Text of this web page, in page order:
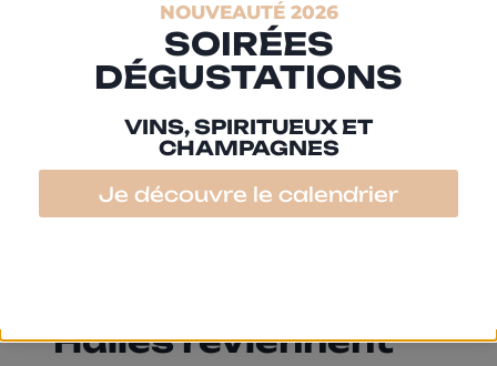
LA VIE DU QUARTIER
Halles reviennent
NOUVEAUTÉ 2026
SOIRÉES
DÉGUSTATIONS
VINS, SPIRITUEUX ET
CHAMPAGNES
Je découvre le calendrier